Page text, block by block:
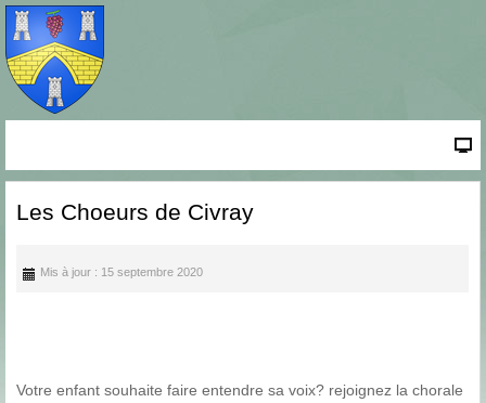
Les Choeurs de Civray
Mis à jour : 15 septembre 2020
Votre enfant souhaite faire entendre sa voix? rejoignez la chorale